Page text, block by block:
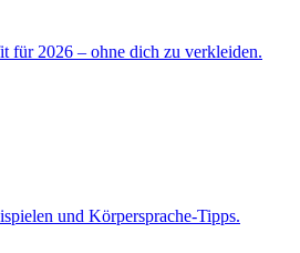
für 2026 – ohne dich zu verkleiden.
und Körpersprache-Tipps.